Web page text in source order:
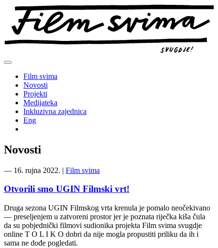
Preskoči
sadržaj
Film svima
Novosti
Projekti
Medijateka
Inkluzivna zajednica
Eng
Novosti
― 16. rujna 2022. | Film svima
Otvorili smo UGIN Filmski vrt!
Druga sezona UGIN Filmskog vrta krenula je pomalo neočekivano
— preseljenjem u zatvoreni prostor jer je poznata riječka kiša čula
da su pobjednički filmovi sudionika projekta Film svima svugdje
online T O L I K O dobri da nije mogla propustiti priliku da ih i
sama ne dođe pogledati.